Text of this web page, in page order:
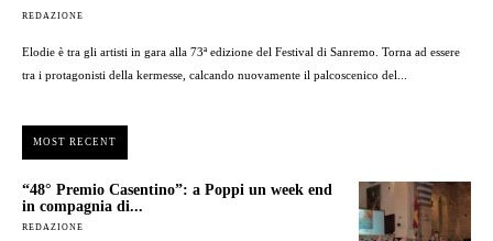
REDAZIONE
Elodie è tra gli artisti in gara alla 73ª edizione del Festival di Sanremo. Torna ad essere
tra i protagonisti della kermesse, calcando nuovamente il palcoscenico del...
MOST RECENT
“48° Premio Casentino”: a Poppi un week end
in compagnia di...
REDAZIONE